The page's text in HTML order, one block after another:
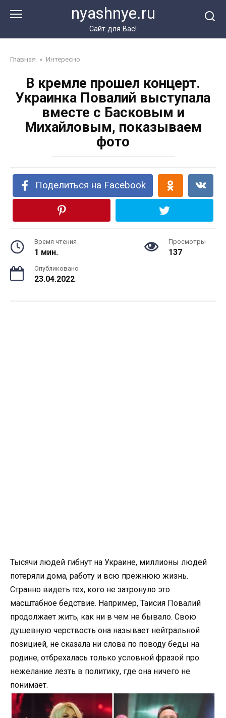
nyashnye.ru
Сайт для Вас!
Главная » Интересно
В кремле прошел концерт.
Украинка Повалий выступала
вместе с Басковым и
Михайловым, показываем
фото
Поделиться на Facebook
Время чтения
1 мин.
Просмотры
137
Опубликовано
23.04.2022
Тысячи людей гибнут на Украине, миллионы людей
потеряли дома, работу и всю прежнюю жизнь.
Странно видеть тех, кого не затронуло это
масштабное бедствие. Например, Таисия Повалий
продолжает жить, как ни в чем не бывало. Свою
душевную черствость она называет нейтральной
позицией, не сказала ни слова по поводу беды на
родине, отбрехалась только условной фразой про
нежелание лезть в политику, где она ничего не
понимает.